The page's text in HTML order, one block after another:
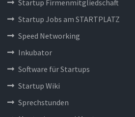
Startup Firmenmitgliedschaft
Startup Jobs am STARTPLATZ
Speed Networking
Inkubator
Software für Startups
Startup Wiki
Sprechstunden